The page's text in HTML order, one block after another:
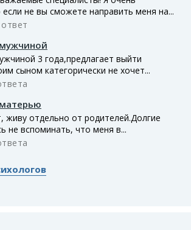
если не вы сможете направить меня на...
ответ
3 года,предлагает выйти
сыном категорически не хочет...
живу отдельно от родителей.Долгие
не вспоминать, что меня в...